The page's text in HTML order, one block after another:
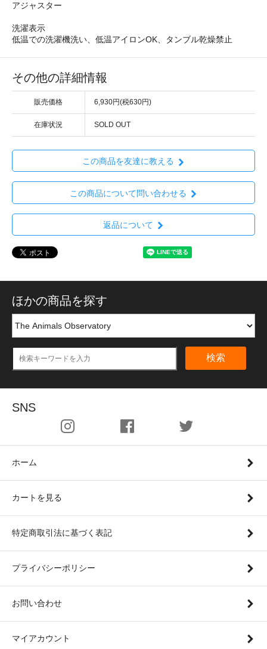
アジャスター
洗濯表示
低温での洗濯機洗い、低温アイロンOK、タンブル乾燥禁止
その他の詳細情報
販売価格 6,930円(税630円)
在庫状況 SOLD OUT
この商品を友達に教える
この商品について問い合わせる
返品について
ほかの商品を探す
検索
SNS
ホーム
カートを見る
特定商取引法に基づく表記
プライバシーポリシー
お問い合わせ
マイアカウント